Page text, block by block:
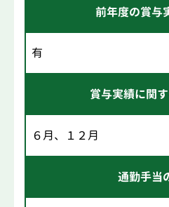
前年度の賞与
有
賞与実績に関
６月、１２月
通勤手当